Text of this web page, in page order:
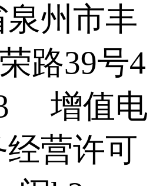
州市丰
路39号4
增值电
营许可